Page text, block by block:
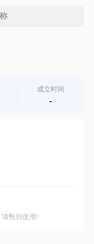
成立时间
-
甄别使用!